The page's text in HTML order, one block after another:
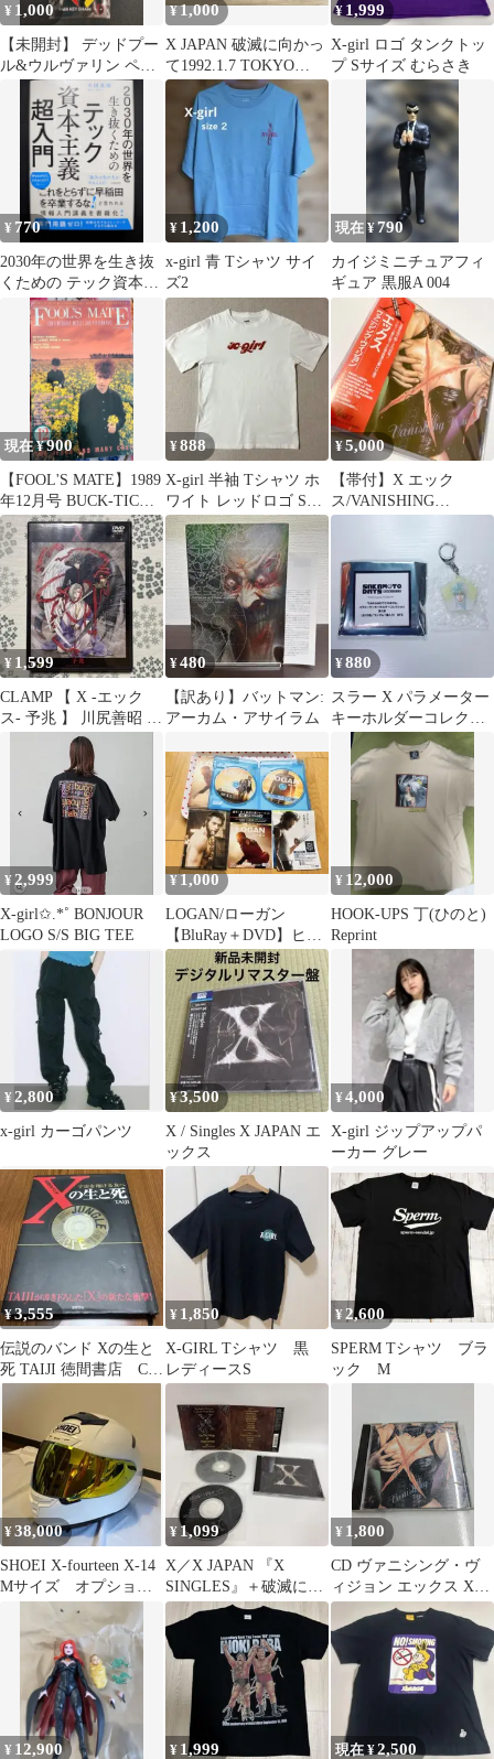
¥ 1,000
【未開封】 デッドプー
ル&ウルヴァリン ペア
キーチェーン
¥1,000
X JAPAN 破滅に向かっ
て1992.1.7 TOKYO
DOME
¥ 1,999
X-girl ロゴ タンクトッ
プ Sサイズ むらさき
¥ 770
2030年の世界を生き抜
くための テック資本主
義超入門
¥ 1,200
x-girl 青 Tシャツ サイ
ズ2
現在 ¥790
カイジミニチュアフィ
ギュア 黒服A 004
現在 ¥900
【FOOL'S MATE】1989
年12月号 BUCK-TICK
COLOR X
¥888
X-girl 半袖 Tシャツ ホ
ワイト レッドロゴ Sサ
イズ
¥5,000
【帯付】X エック
ス/VANISHING
VISION/ヴァニシン
¥ 1,599
CLAMP 【 X -エック
ス- 予兆 】 川尻善昭 X
予兆 アニメーション
¥480
【訳あり】バットマン:
アーカム・アサイラム
¥880
スラー X パラメーター
キーホルダーコレクシ
ョン サカモトデイズ
¥2,999
X-girl✩.*˚ BONJOUR
LOGO S/S BIG TEE
¥1,000
LOGAN/ローガン
【BluRay＋DVD】ヒュ
ー両面写真カードつ
き！レア！
¥ 12,000
HOOK-UPS 丁(ひのと)
Reprint
¥2,800
x-girl カーゴパンツ
¥3,500
X / Singles X JAPAN エ
ックス
¥4,000
X-girl ジップアップパ
ーカー グレー
¥3,555
伝説のバンド Xの生と
死 TAIJI 徳間書店 CD
¥ 1,850
X-GIRL Tシャツ 黒
レディースS
¥2,600
SPERM Tシャツ ブラ
ック M
¥38,000
SHOEI X-fourteen X-14
Mサイズ オプション
¥ 1,099
X／X JAPAN 『X
SINGLES』＋破滅に向
かって CD EDITION
¥ 1,800
CD ヴァニシング・ヴ
ィジョン エックス X
Vanishing Vision 管理
7M2026/08/09
¥ 12,900 ¥ 1,999 現在 ¥2,500